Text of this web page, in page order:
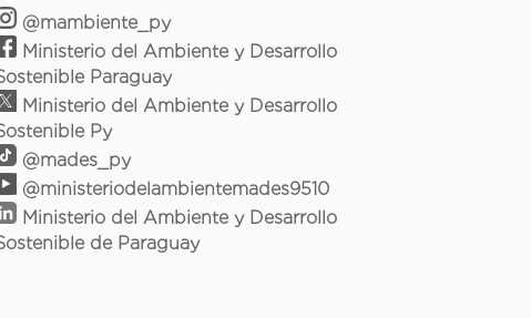
@mambiente_py
Ministerio del Ambiente y Desarrollo
Paraguay
Ministerio del Ambiente y Desarrollo
Py
@mades_py
@ministeriodelambientemades9510
Ministerio del Ambiente y Desarrollo
de Paraguay